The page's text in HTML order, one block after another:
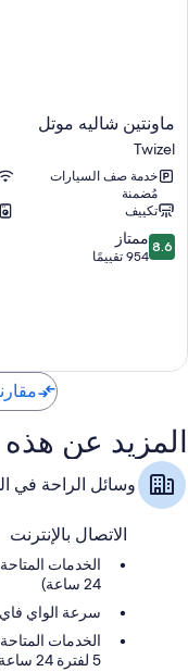
ماونتين
شاليه
موتل
Twizel
ماونتين شاليه موتل
Twizel
خدمة صف السيارات
مُضمنة
تكييف
8.6
من
8.6 ممتاز
954 تقييمًا
المزيد عن هذه
وسائل الراحة في
الاتصال بالإنترنت
24 ساعة)
سرعة الواي فاي في الغرف:
5 لفترة 24 ساعة)